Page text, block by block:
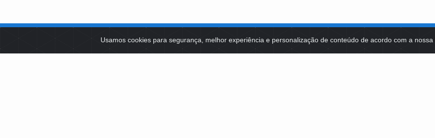
Usamos cookies para segurança, melhor experiência e personalização de conteúdo de acordo com a nossa
PLATAFORMA DE TECNOLOGIAS IDENTIDADE VISUAL